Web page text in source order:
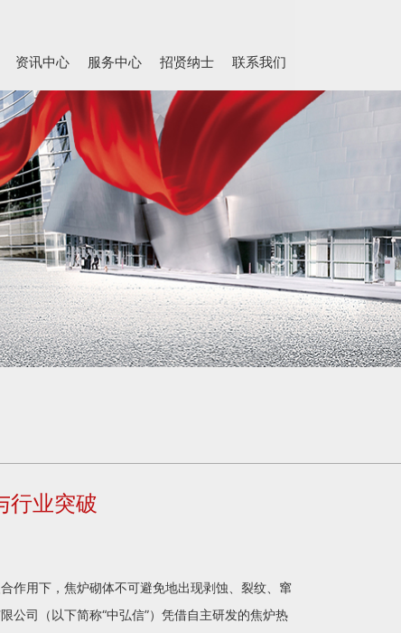
资讯中心 服务中心 招贤纳士 联系我们
行业突破
作用下，焦炉砌体不可避免地出现剥蚀、裂纹、窜
公司（以下简称“中弘信”）凭借自主研发的焦炉热